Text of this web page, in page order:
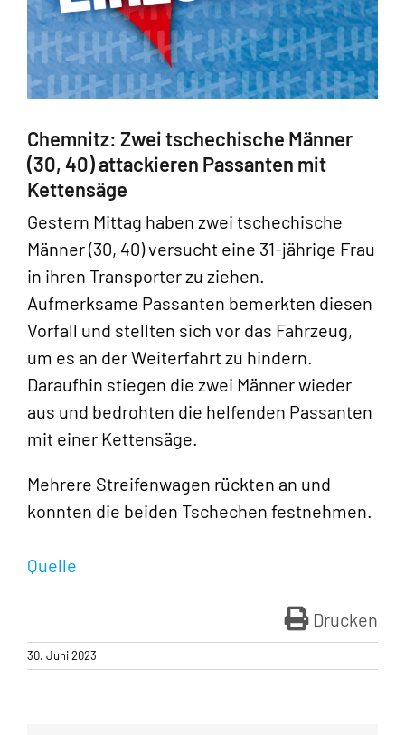
Chemnitz: Zwei tschechische Männer
(30, 40) attackieren Passanten mit
Kettensäge
Gestern Mittag haben zwei tschechische
Männer (30, 40) versucht eine 31-jährige Frau
in ihren Transporter zu ziehen.
Aufmerksame Passanten bemerkten diesen
Vorfall und stellten sich vor das Fahrzeug,
um es an der Weiterfahrt zu hindern.
Daraufhin stiegen die zwei Männer wieder
aus und bedrohten die helfenden Passanten
mit einer Kettensäge.
Mehrere Streifenwagen rückten an und
konnten die beiden Tschechen festnehmen.
Quelle
Drucken
30. Juni 2023